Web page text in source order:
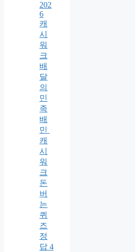
202
6
캐
시
워
크
배
달
의
민
족
배
민
캐
시
워
크
돈
버
는
퀴
즈
정
답 4